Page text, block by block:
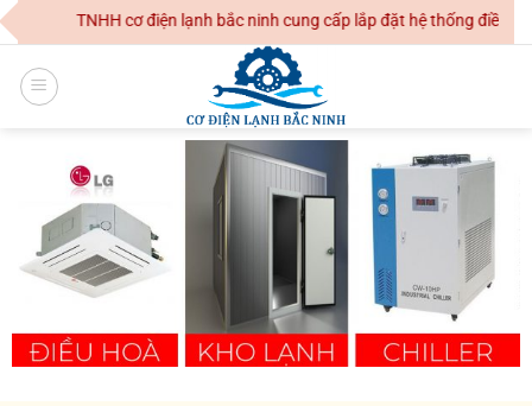
Skip
to
content
cơ điện lạnh bắc ninh cung cấp lắp đặt hệ thống điều hoà không